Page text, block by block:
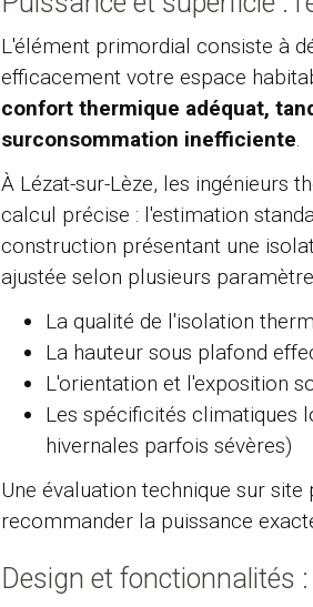
L'élément primordial consiste à
efficacement votre espace
confort thermique adéquat,
surconsommation inefficiente.
À Lézat-sur-Lèze, les ingénieurs
calcul précise : l'estimation
construction présentant une
ajustée selon plusieurs
La qualité de l'isolation
La hauteur sous plafond
L'orientation et l'exposition
Les spécificités climatiques
hivernales parfois sévères)
Une évaluation technique sur
recommander la puissance
Design et fonctionnalités